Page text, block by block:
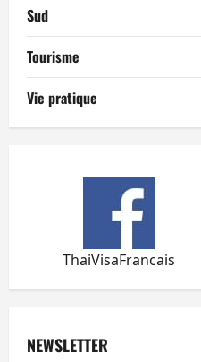
Sud
Tourisme
Vie pratique
ThaiVisaFrancais
NEWSLETTER